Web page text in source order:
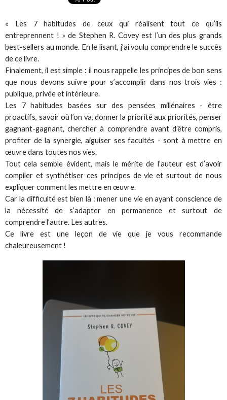
« Les 7 habitudes de ceux qui réalisent tout ce qu’ils
entreprennent ! » de Stephen R. Covey est l’un des plus grands
best-sellers au monde. En le lisant, j’ai voulu comprendre le succès
de ce livre.
Finalement, il est simple : il nous rappelle les principes de bon sens
que nous devons suivre pour s’accomplir dans nos trois vies :
publique, privée et intérieure.
Les 7 habitudes basées sur des pensées millénaires - être
proactifs, savoir où l’on va, donner la priorité aux priorités, penser
gagnant-gagnant, chercher à comprendre avant d’être compris,
profiter de la synergie, aiguiser ses facultés - sont à mettre en
œuvre dans toutes nos vies.
Tout cela semble évident, mais le mérite de l’auteur est d’avoir
compiler et synthétiser ces principes de vie et surtout de nous
expliquer comment les mettre en œuvre.
Car la difficulté est bien là : mener une vie en ayant conscience de
la nécessité de s’adapter en permanence et surtout de
comprendre l’autre. Les autres.
Ce livre est une leçon de vie que je vous recommande
chaleureusement !